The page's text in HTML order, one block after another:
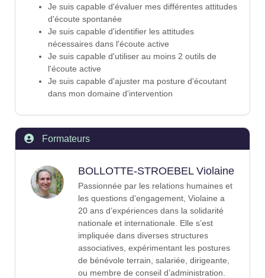
Je suis capable d'évaluer mes différentes attitudes
d'écoute spontanée
Je suis capable d'identifier les attitudes
nécessaires dans l'écoute active
Je suis capable d'utiliser au moins 2 outils de
l'écoute active
Je suis capable d'ajuster ma posture d'écoutant
dans mon domaine d'intervention
Formateurs
BOLLOTTE-STROEBEL Violaine
Passionnée par les relations humaines et
les questions d’engagement, Violaine a
20 ans d’expériences dans la solidarité
nationale et internationale. Elle s’est
impliquée dans diverses structures
associatives, expérimentant les postures
de bénévole terrain, salariée, dirigeante,
ou membre de conseil d’administration.